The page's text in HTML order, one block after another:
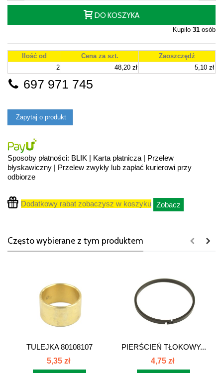
DO KOSZYKA
Kupiło 31 osób
Ilość od Cena za szt.
Zaoszczędź
2
48,20 zł 5,10 zł
697 971 745
Zapytaj o produkt
Sposoby płatności: BLIK | Karta płatnicza | Przelew
błyskawiczny | Przelew zwykły lub zapłać kurierowi przy
odbiorze
Dodatkowy rabat zobaczysz w koszyku Zobacz
Często wybierane z tym produktem
TULEJKA 80108107
5,35 zł
PIERŚCIEŃ TŁOKOWY...
4,75 zł